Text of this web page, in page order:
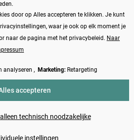
widerrufen
tenzij anders beschreven
door op Alles accepteren te klikken. Je kunt
waar je ook op elk moment je
naar de pagina met het privacybeleid. Naar
analyseren , Marketing: Retargeting
instellingen
technisch noodzakelijke
accepteren